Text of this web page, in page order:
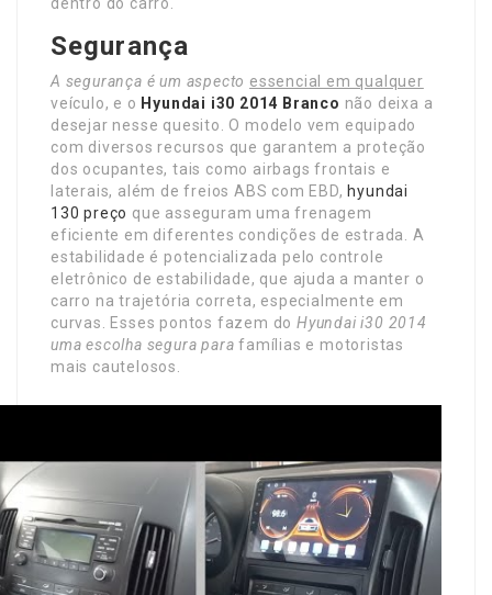
Segurança
A segurança é um aspecto essencial em qualquer
veículo, e o Hyundai i30 2014 Branco não deixa a
desejar nesse quesito. O modelo vem equipado
com diversos recursos que garantem a proteção
dos ocupantes, tais como airbags frontais e
laterais, além de freios ABS com EBD, hyundai
130 preço que asseguram uma frenagem
eficiente em diferentes condições de estrada. A
estabilidade é potencializada pelo controle
eletrônico de estabilidade, que ajuda a manter o
carro na trajetória correta, especialmente em
curvas. Esses pontos fazem doHyundai i30 2014
uma escolha segura para famílias e motoristas
mais cautelosos.